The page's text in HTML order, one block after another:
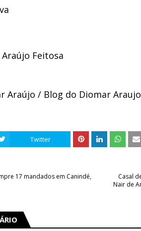
Feitosa
Araújo / Blog do Diomar Araujo
Twitter
Casal
Nair de
17 mandados em Canindé,